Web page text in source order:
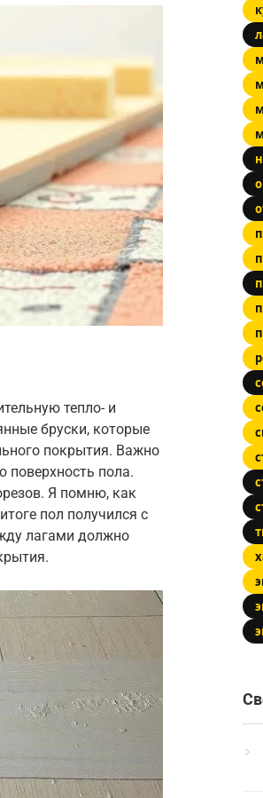
тепло- и
бруски, которые
покрытия. Важно
поверхность пола.
Я помню, как
пол получился с
лагами должно